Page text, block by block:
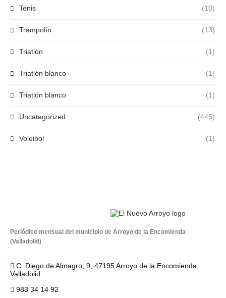
Tenis (10)
Trampolín (13)
Triatlón (1)
Triatlón blanco (1)
Triatlón blanco (1)
Uncategorized (445)
Voleibol (1)
Periódico mensual del municipio de Arroyo de la Encomienda
(Valladolid)
C. Diego de Almagro, 9, 47195 Arroyo de la Encomienda,
Valladolid
983 34 14 92